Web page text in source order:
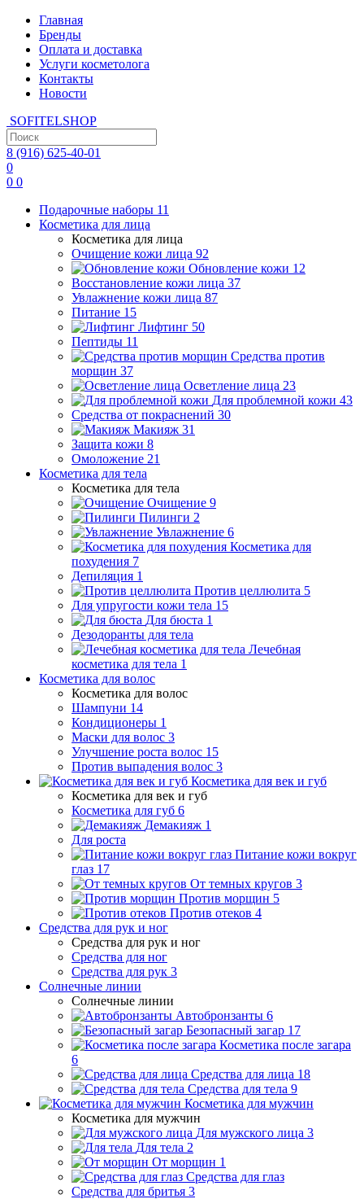
Главная
Бренды
Оплата и доставка
Услуги косметолога
Контакты
Новости
SOFITELSHOP
8 (916) 625-40-01
0
0 0
Подарочные наборы 11
Косметика для лица
Косметика для лица
Очищение кожи лица 92
Обновление кожи 12
Восстановление кожи лица 37
Увлажнение кожи лица 87
Питание 15
Лифтинг 50
Пептиды 11
Средства против
морщин 37
Осветление лица 23
Для проблемной кожи 43
Средства от покраснений 30
Макияж 31
Защита кожи 8
Омоложение 21
Косметика для тела
Косметика для тела
Очищение 9
Пилинги 2
Увлажнение 6
Косметика для
похудения 7
Депиляция 1
Против целлюлита 5
Для упругости кожи тела 15
Для бюста 1
Дезодоранты для тела
Лечебная
косметика для тела 1
Косметика для волос
Косметика для волос
Шампуни 14
Кондиционеры 1
Маски для волос 3
Улучшение роста волос 15
Против выпадения волос 3
Косметика для век и губ
Косметика для век и губ
Косметика для губ 6
Демакияж 1
Для роста
Питание кожи вокруг
глаз 17
От темных кругов 3
Против морщин 5
Против отеков 4
Средства для рук и ног
Средства для рук и ног
Средства для ног
Средства для рук 3
Солнечные линии
Солнечные линии
Автобронзанты 6
Безопасный загар 17
Косметика после загара
6
Средства для лица 18
Средства для тела 9
Косметика для мужчин
Косметика для мужчин
Для мужского лица 3
Для тела 2
От морщин 1
Средства для глаз
Средства для бритья 3